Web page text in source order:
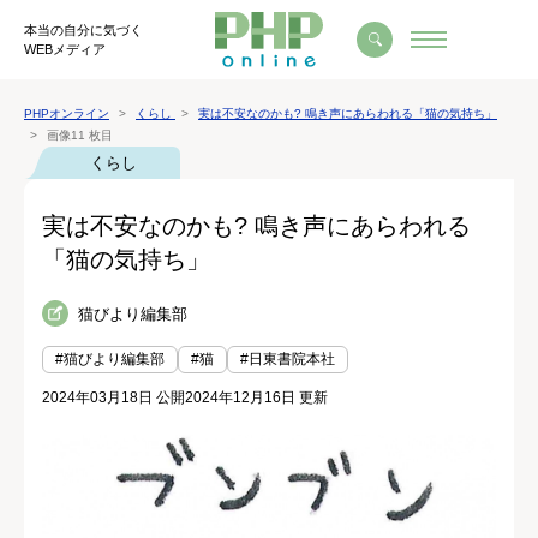
本当の自分に気づく
WEBメディア
PHPオンライン くらし
実は不安なのかも? 鳴き声にあらわれる「猫の気持ち」
画像11 枚目
くらし
実は不安なのかも? 鳴き声にあらわれる
「猫の気持ち」
猫びより編集部
#猫びより編集部 #猫 #日東書院本社
2024年03月18日 公開2024年12月16日 更新